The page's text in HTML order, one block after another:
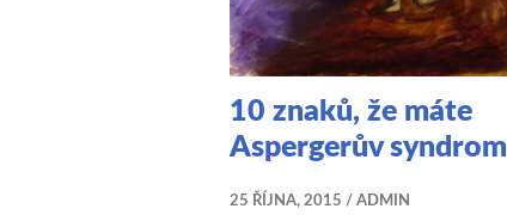
10 znaků, že máte
Aspergerův syndrom
25 ŘÍJNA, 2015 ADMIN